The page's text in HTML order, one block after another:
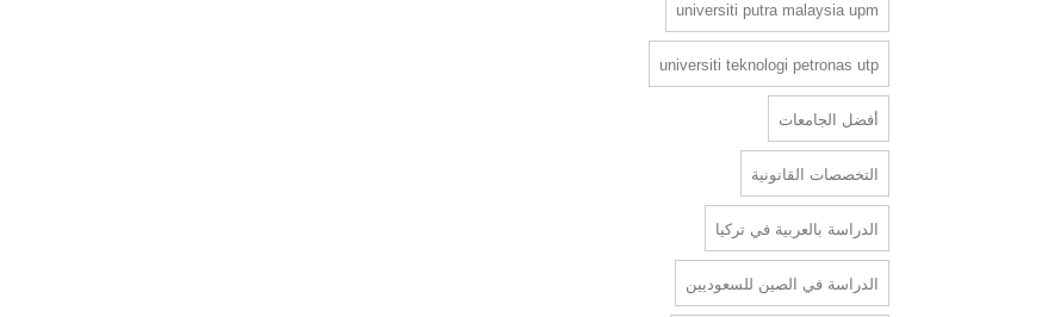
universiti putra malaysia upm
universiti teknologi petronas utp
أفضل الجامعات
التخصصات القانونية
الدراسة بالعربية في تركيا
الدراسة في الصين للسعوديين